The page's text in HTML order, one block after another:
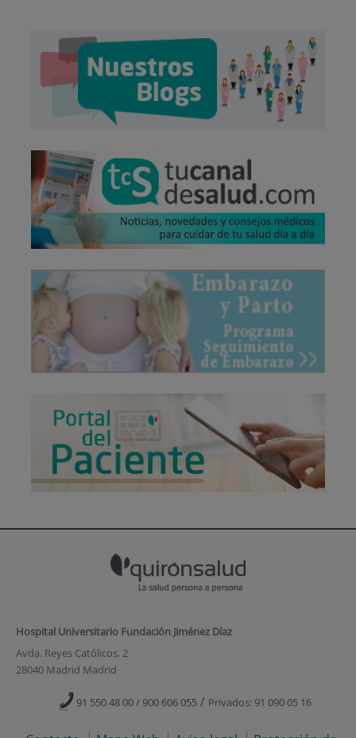
Hospital Universitario Fundación Jiménez Díaz
Avda. Reyes Católicos, 2
28040 Madrid Madrid
91 550 48 00 / 900 606 055 / Privados: 91 090 05 16